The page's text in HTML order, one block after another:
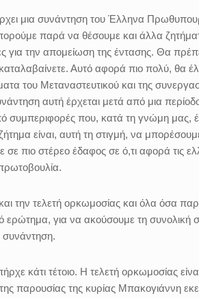
μια συνάντηση του Έλληνα
παρά να θέσουμε και άλλα
για την απομείωση της έντασης. Θα
Αυτό αφορά πιο πολύ, θα
του Μεταναστευτικού και της
αυτή έρχεται μετά από μια
συμπεριφορές που, κατά τη γνώμη μας,
είναι, αυτή τη στιγμή, να
πιο στέρεο έδαφος σε ό,τι αφορά τις
την τελετή ορκωμοσίας και όλα όσα
ερώτημα, για να ακούσουμε τη συνολική
συνάντηση.
κάτι τέτοιο. Η τελετή ορκωμοσίας
παρουσίας της κυρίας Μπακογιάννη